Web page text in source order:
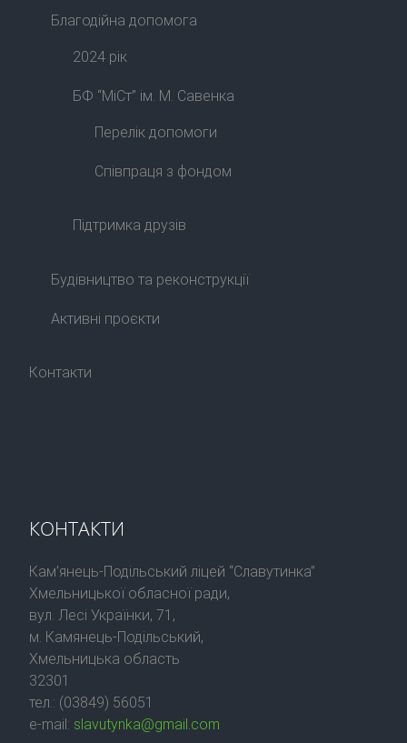
Благодійна допомога
2024 рік
БФ “МіСт” ім. М. Савенка
Перелік допомоги
Співпраця з фондом
Підтримка друзів
Будівництво та реконструкції
Активні проєкти
Контакти
КОНТАКТИ
Кам’янець-Подільський ліцей “Славутинка”
Хмельницької обласної ради,
вул. Лесі Українки, 71,
м. Камянець-Подільський,
Хмельницька область
32301
тел.: (03849) 56051
e-mail: slavutynka@gmail.com